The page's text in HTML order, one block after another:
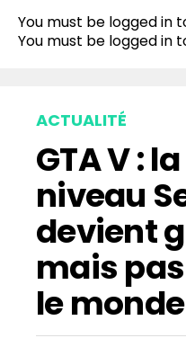
You must be logged in
You must be logged in
ACTUALITÉ
GTA V :
niveau
devient
mais
le monde